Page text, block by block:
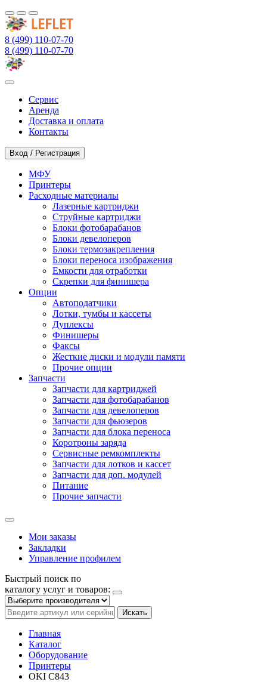
8 (499) 110-07-70
8 (499) 110-07-70
Сервис
Аренда
Доставка и оплата
Контакты
Вход / Регистрация
МФУ
Принтеры
Расходные материалы
Лазерные картриджи
Струйные картриджи
Блоки фотобарабанов
Блоки девелоперов
Блоки термозакрепления
Блоки переноса изображения
Емкости для отработки
Скрепки для финишера
Опции
Автоподатчики
Лотки, тумбы и кассеты
Дуплексы
Финишеры
Факсы
Жесткие диски и модули памяти
Прочие опции
Запчасти
Запчасти для картриджей
Запчасти для фотобарабанов
Запчасти для девелоперов
Запчасти для фьюзеров
Запчасти для блока переноса
Коротроны заряда
Сервисные ремкомплекты
Запчасти для лотков и кассет
Запчасти для доп. модулей
Питание
Прочие запчасти
Мои заказы
Закладки
Управление профилем
Быстрый поиск по
каталогу услуг и товаров:
Искать
Главная
Каталог
Оборудование
Принтеры
OKI C843